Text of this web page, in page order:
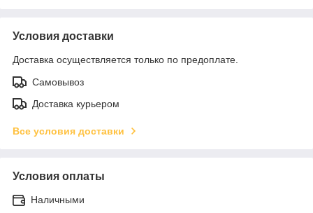
Условия доставки
Доставка осуществляется только по предоплате.
Самовывоз
Доставка курьером
Все условия доставки
Условия оплаты
Наличными